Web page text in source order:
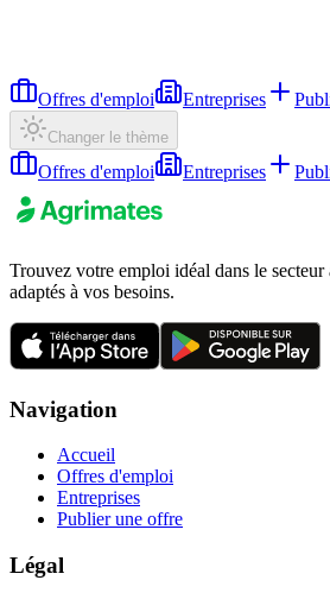
Offres d'emploi Entreprises
Changer le thème
Offres d'emploi Entreprises
Trouvez votre emploi idéal dans le
adaptés à vos besoins.
Navigation
Accueil
Offres d'emploi
Entreprises
Publier une offre
Légal